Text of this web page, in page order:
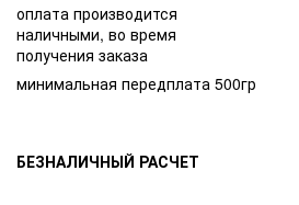
оплата производится
наличными, во время
получения заказа
минимальная передплата 500гр
БЕЗНАЛИЧНЫЙ РАСЧЕТ